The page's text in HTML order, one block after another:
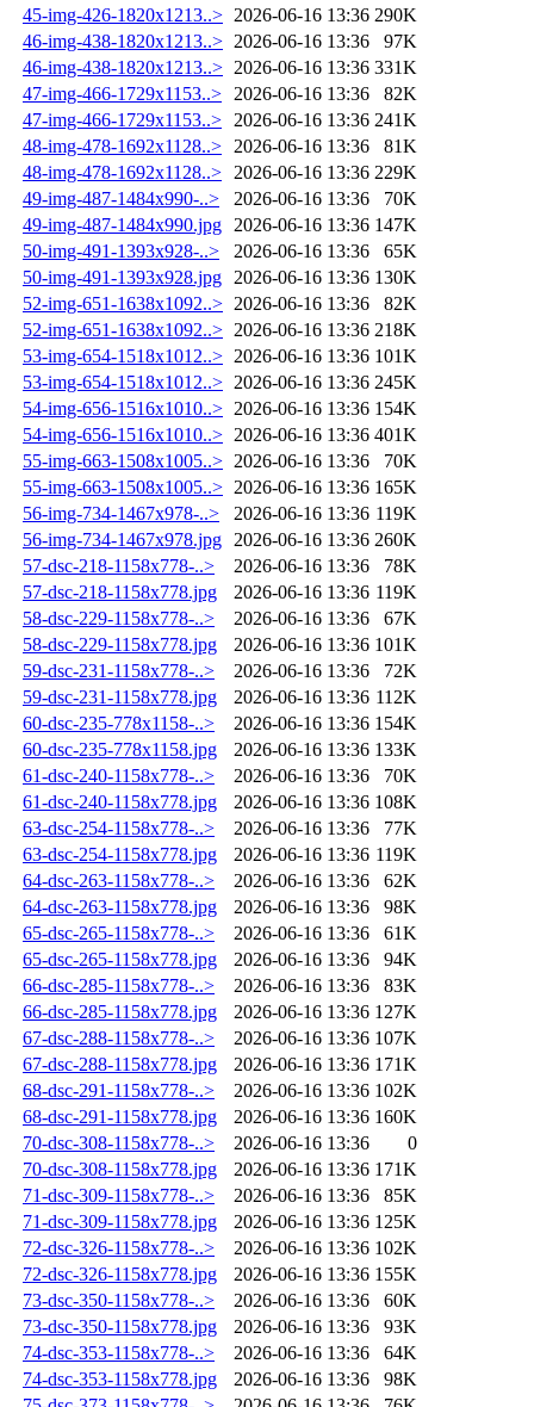
45-img-426-1820x1213..> 2026-06-16 13:36 290K
46-img-438-1820x1213..> 2026-06-16 13:36
97K
46-img-438-1820x1213..> 2026-06-16 13:36 331K
47-img-466-1729x1153..>
2026-06-16 13:36
82K
47-img-466-1729x1153..>
2026-06-16 13:36 241K
48-img-478-1692x1128..>
2026-06-16 13:36
81K
48-img-478-1692x1128..>
2026-06-16 13:36 229K
49-img-487-1484x990-..>
2026-06-16 13:36
70K
49-img-487-1484x990.jpg
2026-06-16 13:36 147K
50-img-491-1393x928-..>
2026-06-16 13:36
65K
50-img-491-1393x928.jpg
2026-06-16 13:36 130K
52-img-651-1638x1092..> 2026-06-16 13:36
82K
52-img-651-1638x1092..> 2026-06-16 13:36 218K
53-img-654-1518x1012..> 2026-06-16 13:36 101K
53-img-654-1518x1012..> 2026-06-16 13:36 245K
54-img-656-1516x1010..> 2026-06-16 13:36 154K
54-img-656-1516x1010..> 2026-06-16 13:36 401K
55-img-663-1508x1005..> 2026-06-16 13:36
70K
55-img-663-1508x1005..> 2026-06-16 13:36 165K
56-img-734-1467x978-..>
2026-06-16 13:36 119K
56-img-734-1467x978.jpg
2026-06-16 13:36 260K
57-dsc-218-1158x778-..>
2026-06-16 13:36
78K
57-dsc-218-1158x778.jpg
2026-06-16 13:36 119K
58-dsc-229-1158x778-..>
2026-06-16 13:36
67K
58-dsc-229-1158x778.jpg
2026-06-16 13:36 101K
59-dsc-231-1158x778-..>
2026-06-16 13:36
72K
59-dsc-231-1158x778.jpg
2026-06-16 13:36 112K
60-dsc-235-778x1158-..>
2026-06-16 13:36 154K
60-dsc-235-778x1158.jpg
2026-06-16 13:36 133K
61-dsc-240-1158x778-..>
2026-06-16 13:36
70K
61-dsc-240-1158x778.jpg
2026-06-16 13:36 108K
63-dsc-254-1158x778-..>
2026-06-16 13:36
77K
63-dsc-254-1158x778.jpg
2026-06-16 13:36 119K
64-dsc-263-1158x778-..>
2026-06-16 13:36
62K
64-dsc-263-1158x778.jpg
2026-06-16 13:36
98K
65-dsc-265-1158x778-..>
2026-06-16 13:36
61K
65-dsc-265-1158x778.jpg
2026-06-16 13:36
94K
66-dsc-285-1158x778-..>
2026-06-16 13:36
83K
66-dsc-285-1158x778.jpg
2026-06-16 13:36 127K
67-dsc-288-1158x778-..>
2026-06-16 13:36 107K
67-dsc-288-1158x778.jpg
2026-06-16 13:36 171K
68-dsc-291-1158x778-..>
2026-06-16 13:36 102K
68-dsc-291-1158x778.jpg
2026-06-16 13:36 160K
70-dsc-308-1158x778-..>
2026-06-16 13:36
0
70-dsc-308-1158x778.jpg
2026-06-16 13:36 171K
71-dsc-309-1158x778-..>
2026-06-16 13:36
85K
71-dsc-309-1158x778.jpg
2026-06-16 13:36 125K
72-dsc-326-1158x778-..>
2026-06-16 13:36 102K
72-dsc-326-1158x778.jpg
2026-06-16 13:36 155K
73-dsc-350-1158x778-..>
2026-06-16 13:36
60K
73-dsc-350-1158x778.jpg
2026-06-16 13:36
93K
74-dsc-353-1158x778-..>
2026-06-16 13:36
64K
74-dsc-353-1158x778.jpg
2026-06-16 13:36
98K